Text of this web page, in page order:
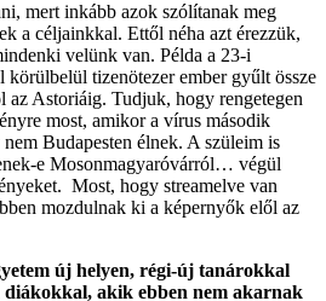
mert inkább azok szólítanak meg
a céljainkkal. Ettől néha azt érezzük,
velünk van. Példa a 23-i
körülbelül tizenötezer ember gyűlt össze
az Astoriáig. Tudjuk, hogy rengetegen
most, amikor a vírus második
Budapesten élnek. A szüleim is
e Mosonmagyaróvárról… végül
Most, hogy streamelve van
mozdulnak ki a képernyők elől az
új helyen, régi-új tanárokkal
akik ebben nem akarnak